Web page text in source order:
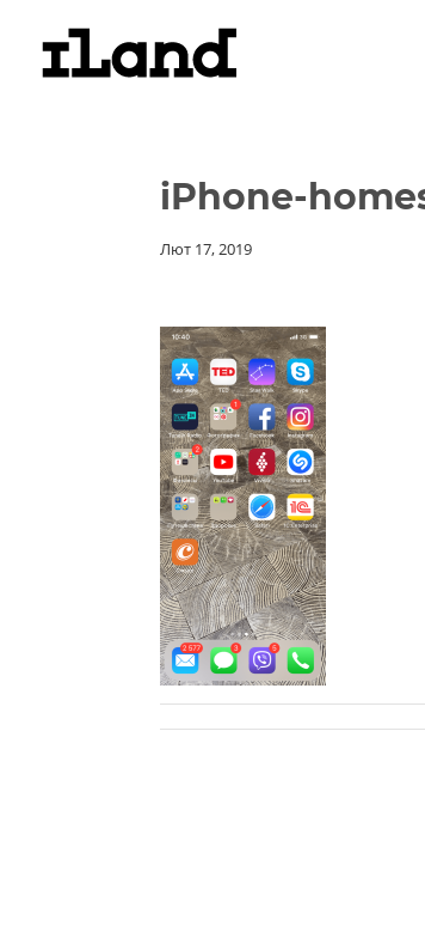
iPhone-
Лют 17, 2019